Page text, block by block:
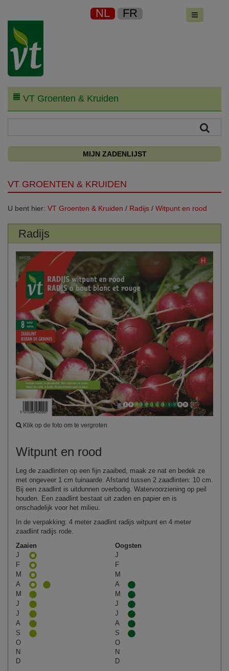
NL FR
VT Groenten & Kruiden
MIJN ZADENLIJST
VT GROENTEN & KRUIDEN
U bent hier: VT Groenten & Kruiden / Radijs / Witpunt en rood
Radijs
Klik op de foto om te vergroten
Witpunt en rood
Leg de zaadlinten op een fijn zaaibed, maak ze nat en bedek ze
met ongeveer 1 cm tuinaarde. Afstand tussen 2 zaadlinten: 10 cm.
Bij een zaadlint is uitdunnen overbodig. Watervoorziening op peil
houden. Een zaadlint bestaat uit zaden en papier en is
onschadelijk voor het milieu.
In de verpakking: 4 meter zaadlint radijs witpunt en 4 meter
zaadlint radijs rode.
Zaaien
Oogsten
J
J
F
F
M
M
A
A
M
M
J
J
J
J
A
A
S
S
O
O
N
N
D
D